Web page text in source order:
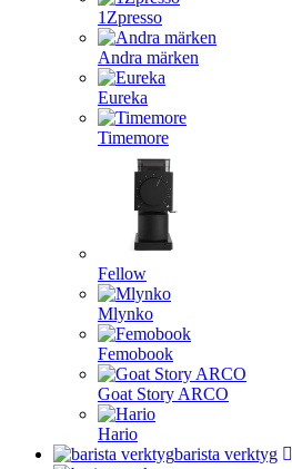
1Zpresso
Andra märken
Eureka
Timemore
Fellow
Mlynko
Femobook
Goat Story ARCO
Hario
barista verktyg